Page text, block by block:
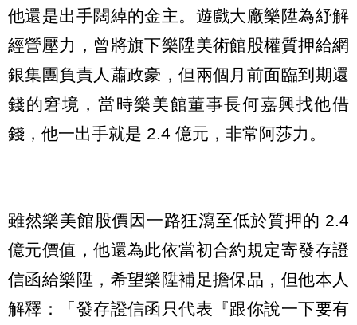
他還是出手闊綽的金主。遊戲大廠樂陞為紓解
經營壓力，曾將旗下樂陞美術館股權質押給網
銀集團負責人蕭政豪，但兩個月前面臨到期還
錢的窘境，當時樂美館董事長何嘉興找他借
錢，他一出手就是 2.4 億元，非常阿莎力。
雖然樂美館股價因一路狂瀉至低於質押的 2.4
億元價值，他還為此依當初合約規定寄發存證
信函給樂陞，希望樂陞補足擔保品，但他本人
解釋：「發存證信函只代表『跟你說一下要有